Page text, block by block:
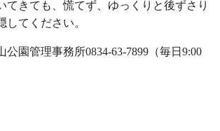
てきても、慌てず、ゆっくりと後ずさり
してください。
公園管理事務所0834-63-7899（毎日9:00